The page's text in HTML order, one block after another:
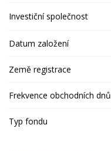
Investiční společnost
Datum založení
Země registrace
Frekvence obchodních dnů
Typ fondu